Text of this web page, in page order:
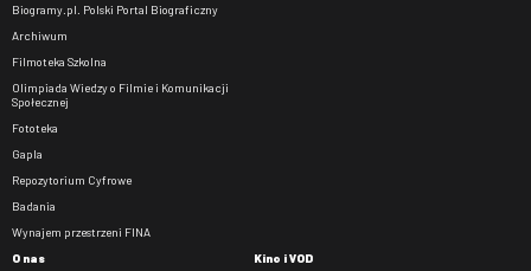
Biogramy.pl. Polski Portal Biograficzny
Archiwum
Filmoteka Szkolna
Olimpiada Wiedzy o Filmie i Komunikacji
Społecznej
Fototeka
Gapla
Repozytorium Cyfrowe
Badania
Wynajem przestrzeni FINA
O nas Kino i VOD